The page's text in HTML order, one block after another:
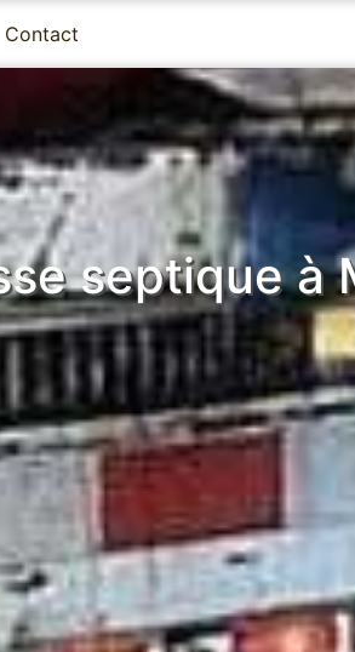
Contact
septique à